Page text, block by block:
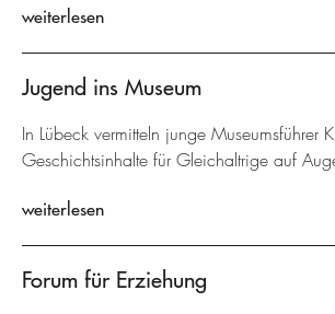
weiterlesen
Jugend ins Museum
In Lübeck vermitteln junge Museumsführer
Geschichtsinhalte für Gleichaltrige auf
weiterlesen
Forum für Erziehung